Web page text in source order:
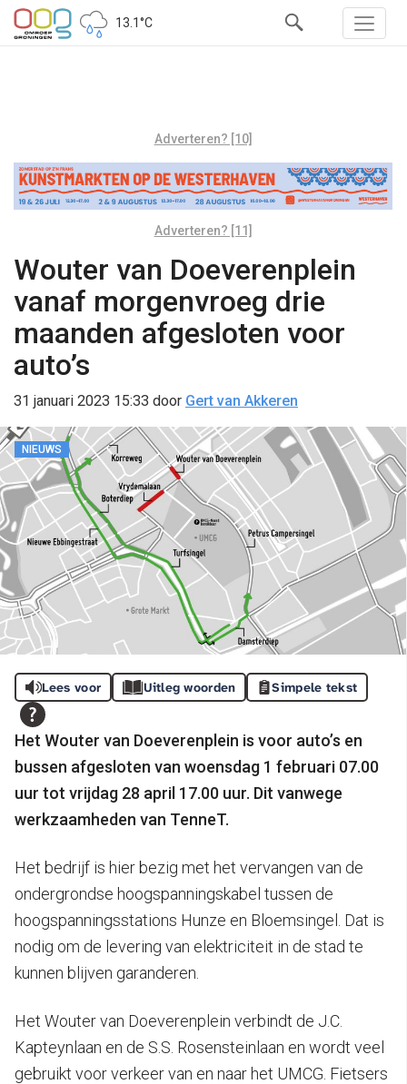
13.1°C
Adverteren? [10]
Adverteren? [11]
Wouter van Doeverenplein
vanaf morgenvroeg drie
maanden afgesloten voor
auto’s
31 januari 2023 15:33 door Gert van Akkeren
NIEUWS
Lees voor Uitleg woorden Simpele tekst
Het Wouter van Doeverenplein is voor auto’s en
bussen afgesloten van woensdag 1 februari 07.00
uur tot vrijdag 28 april 17.00 uur. Dit vanwege
werkzaamheden van TenneT.
Het bedrijf is hier bezig met het vervangen van de
ondergrondse hoogspanningskabel tussen de
hoogspanningsstations Hunze en Bloemsingel. Dat is
nodig om de levering van elektriciteit in de stad te
kunnen blijven garanderen.
Het Wouter van Doeverenplein verbindt de J.C.
Kapteynlaan en de S.S. Rosensteinlaan en wordt veel
gebruikt voor verkeer van en naar het UMCG. Fietsers